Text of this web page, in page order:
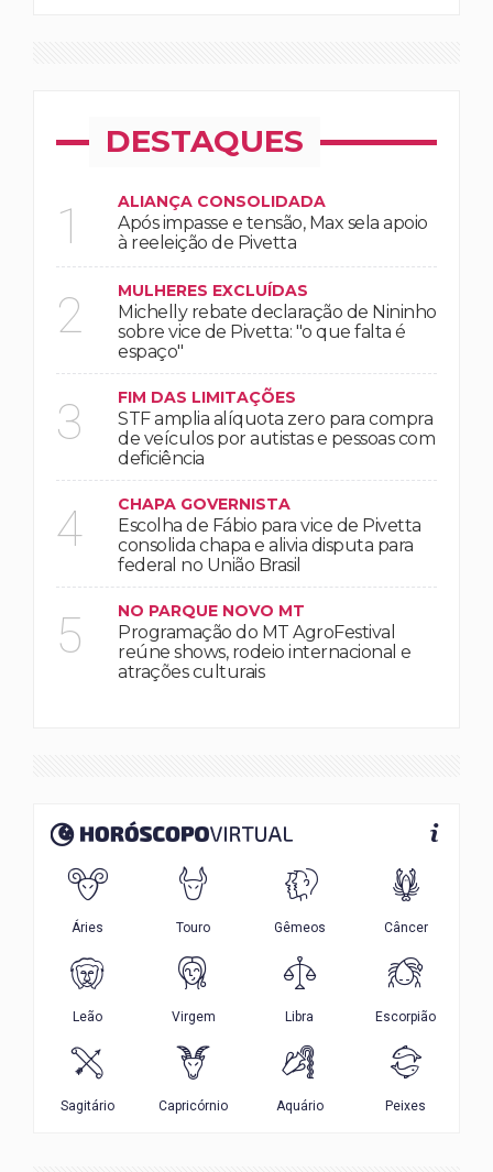
DESTAQUES
1 ALIANÇA CONSOLIDADA
Após impasse e tensão, Max sela apoio
à reeleição de Pivetta
2 MULHERES EXCLUÍDAS
Michelly rebate declaração de Nininho
sobre vice de Pivetta: "o que falta é
espaço"
3 FIM DAS LIMITAÇÕES
STF amplia alíquota zero para compra
de veículos por autistas e pessoas com
deficiência
4 CHAPA GOVERNISTA
Escolha de Fábio para vice de Pivetta
consolida chapa e alivia disputa para
federal no União Brasil
5 NO PARQUE NOVO MT
Programação do MT AgroFestival
reúne shows, rodeio internacional e
atrações culturais